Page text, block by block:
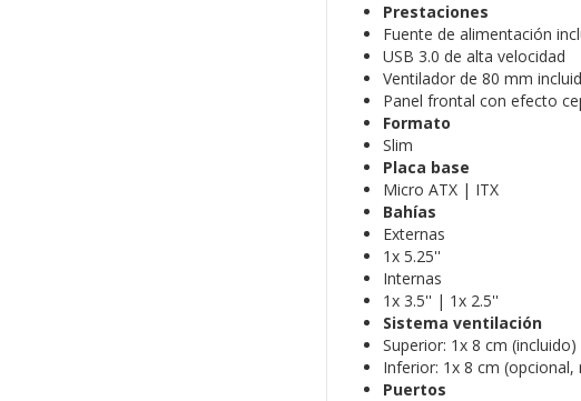
Prestaciones
Fuente de alimentación
USB 3.0 de alta velocidad
Ventilador de 80 mm
Panel frontal con efecto
Formato
Slim
Placa base
Micro ATX | ITX
Bahías
Externas
1x 5.25''
Internas
1x 3.5'' | 1x 2.5''
Sistema ventilación
Superior: 1x 8 cm (incluido)
Inferior: 1x 8 cm (opcional,
Puertos